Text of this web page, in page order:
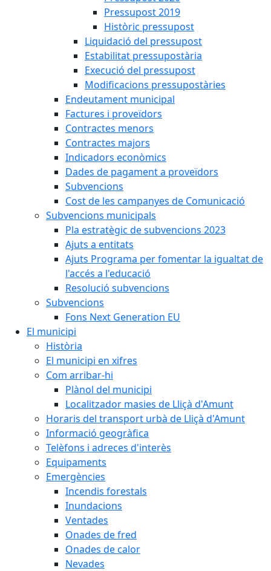
Pressupost 2019
Històric pressupost
Liquidació del pressupost
Estabilitat pressupostària
Execució del pressupost
Modificacions pressupostàries
Endeutament municipal
Factures i proveïdors
Contractes menors
Contractes majors
Indicadors econòmics
Dades de pagament a proveïdors
Subvencions
Cost de les campanyes de Comunicació
Subvencions municipals
Pla estratègic de subvencions 2023
Ajuts a entitats
Ajuts Programa per fomentar la igualtat de
l'accés a l'educació
Resolució subvencions
Subvencions
Fons Next Generation EU
El municipi
Història
El municipi en xifres
Com arribar-hi
Plànol del municipi
Localitzador masies de Lliçà d'Amunt
Horaris del transport urbà de Lliçà d'Amunt
Informació geogràfica
Telèfons i adreces d'interès
Equipaments
Emergències
Incendis forestals
Inundacions
Ventades
Onades de fred
Onades de calor
Nevades